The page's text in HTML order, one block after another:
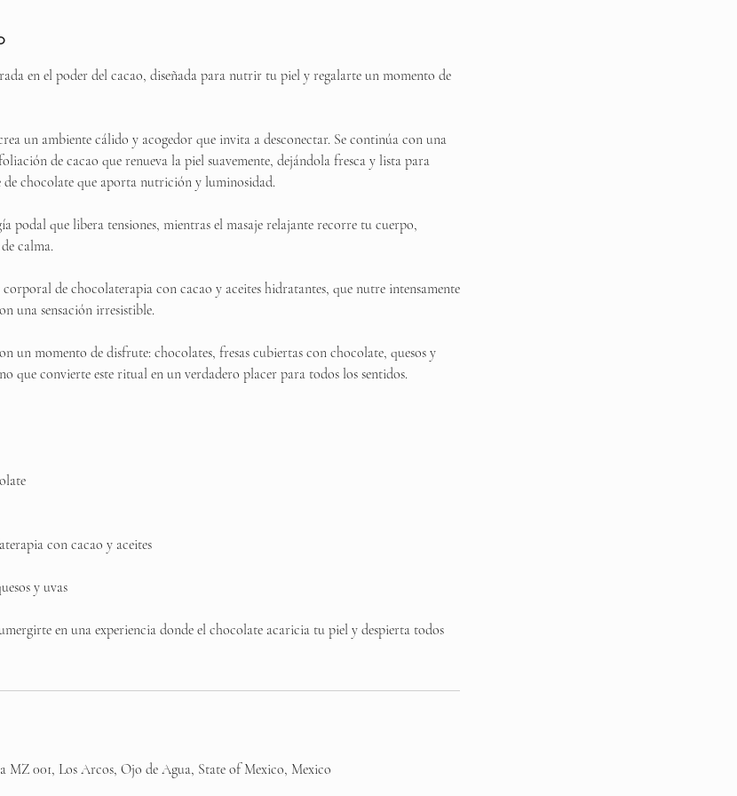
en el poder del cacao, diseñada para nutrir tu piel y regalarte un momento de
un ambiente cálido y acogedor que invita a desconectar. Se continúa con una
de cacao que renueva la piel suavemente, dejándola fresca y lista para
chocolate que aporta nutrición y luminosidad.
podal que libera tensiones, mientras el masaje relajante recorre tu cuerpo,
calma.
corporal de chocolaterapia con cacao y aceites hidratantes, que nutre intensamente
una sensación irresistible.
un momento de disfrute: chocolates, fresas cubiertas con chocolate, quesos y
que convierte este ritual en un verdadero placer para todos los sentidos.
con cacao y aceites
y uvas
en una experiencia donde el chocolate acaricia tu piel y despierta todos
MZ 001, Los Arcos, Ojo de Agua, State of Mexico, Mexico